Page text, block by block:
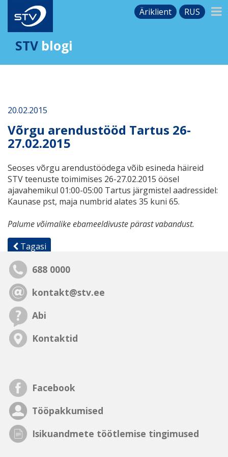
Äriklient RUS
STV blogi
20.02.2015
Võrgu arendustööd Tartus 26-
27.02.2015
Seoses võrgu arendustöödega võib esineda häireid
STV teenuste toimimises 26-27.02.2015 öösel
ajavahemikul 01:00-05:00 Tartus järgmistel aadressidel:
Kaunase pst, maja numbrid alates 35 kuni 65.
Palume võimalike ebameeldivuste pärast vabandust.
Tagasi
688 0000
kontakt@stv.ee
Abi
Kontaktid
Facebook
Tööpakkumised
Isikuandmete töötlemise tingimused